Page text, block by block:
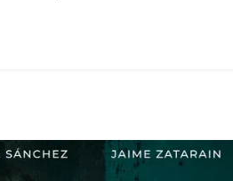
perfecta a los ojos de los